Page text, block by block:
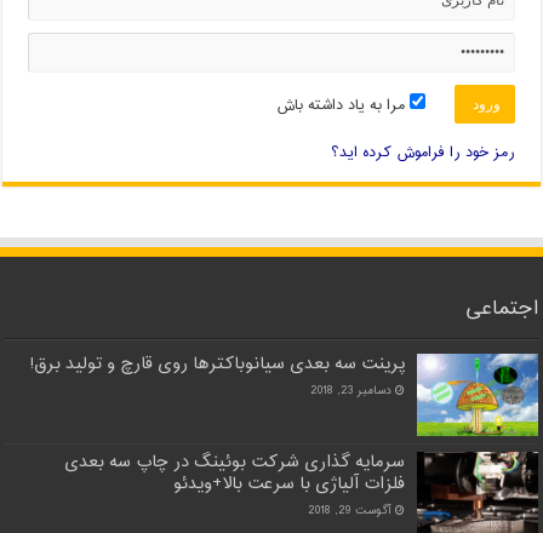
مرا به یاد داشته باش
رمز خود را فراموش کرده اید؟
اجتماعی
پرینت سه بعدی سیانوباکترها روی قارچ و تولید برق!
دسامبر 23, 2018
سرمایه گذاری شرکت بوئینگ در چاپ سه بعدی
فلزات آلیاژی با سرعت بالا+ویدئو
آگوست 29, 2018